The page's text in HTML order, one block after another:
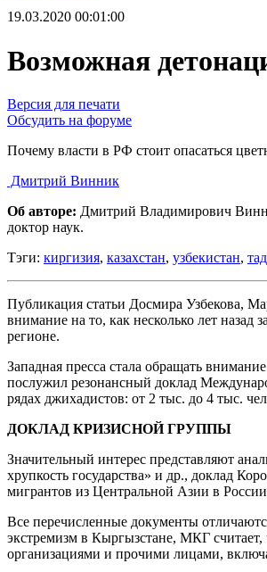
19.03.2020 00:01:00
Возможная
Версия для печати
Обсудить на форуме
Почему власти в РФ стоит опасаться
Дмитрий Винник
Об авторе: Дмитрий Владимирович
доктор наук.
Тэги: киргизия, казахстан, узбекистан,
Публикация статьи Досмира Узбекова,
внимание на то, как несколько лет
регионе.
Западная пресса стала обращать
послужил резонансный доклад
рядах джихадистов: от 2 тыс. до 4 тыс.
ДОКЛАД КРИЗИСНОЙ ГРУППЫ
Значительный интерес представляют
хрупкость государства» и др., доклад
мигрантов из Центральной Азии в
Все перечисленные документы
экстремизм в Кыргызстане, МКГ
организациями и прочими лицами,